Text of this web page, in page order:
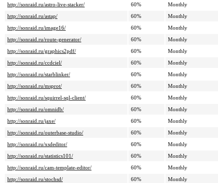
http://sonraid.ru/astro-live-stacker/
60%
Monthly
http://sonraid.ru/astap/
60%
Monthly
http://sonraid.ru/image16/
60%
Monthly
http://sonraid.ru/route-generator/
60%
Monthly
http://sonraid.ru/graphics2pdf/
60%
Monthly
http://sonraid.ru/ccdciel/
60%
Monthly
http://sonraid.ru/starblinker/
60%
Monthly
http://sonraid.ru/msprot/
60%
Monthly
http://sonraid.ru/squirrel-sql-client/
60%
Monthly
http://sonraid.ru/omnidb/
60%
Monthly
http://sonraid.ru/jaxe/
60%
Monthly
http://sonraid.ru/outerbase-studio/
60%
Monthly
http://sonraid.ru/xsdeditor/
60%
Monthly
http://sonraid.ru/statistics101/
60%
Monthly
http://sonraid.ru/cam-template-editor/
60%
Monthly
http://sonraid.ru/stochsd/
60%
Monthly